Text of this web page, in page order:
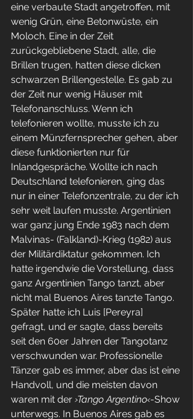
eine verbaute Stadt angetroffen, mit
wenig Grün, eine Betonwüste, ein
Moloch. Eine in der Zeit
zurückgebliebene Stadt, alle, die
Brillen trugen, hatten diese dicken
schwarzen Brillengestelle. Es gab zu
der Zeit nur wenig Häuser mit
Telefonanschluss. Wenn ich
telefonieren wollte, musste ich zu
einem Münzfernsprecher gehen, aber
diese funktionierten nur für
Inlandgespräche. Wollte ich nach
Deutschland telefonieren, ging das
nur in einer Telefonzentrale, zu der ich
sehr weit laufen musste. Argentinien
war ganz jung Ende 1983 nach dem
Malvinas- (Falkland)-Krieg (1982) aus
der Militärdiktatur gekommen. Ich
hatte irgendwie die Vorstellung, dass
ganz Argentinien Tango tanzt, aber
nicht mal Buenos Aires tanzte Tango.
Später hatte ich Luis [Pereyra]
gefragt, und er sagte, dass bereits
seit den 60er Jahren der Tangotanz
verschwunden war. Professionelle
Tänzer gab es immer, aber das ist eine
Handvoll, und die meisten davon
waren mit der ›Tango Argentino‹-Show
unterwegs. In Buenos Aires gab es